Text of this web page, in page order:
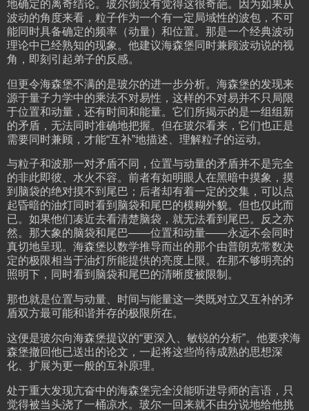
地确定的离奇结论。玻尔倒没有觉得这很奇葩。因为如果从
波动的角度来看，粒子作为一个有一定局域性的波包，不可
能同时具备确定的频率（动量）和位置。那是一个经典波动
理论中已经熟知的现象。他建议海森堡同时兼顾波动说的视
角，即刻引起弟子的反感。
但更令海森堡不满的是玻尔的进一步分析。海森堡的发现来
源于量子力学中的乘法不对易性，这样的不对易并不只局限
于位置和动量，还有时间和能量。它们所揭示的是一组组新
的矛盾，无法同时准确地把握。但在玻尔看来，它们也正是
需要同时兼顾，才能“互补”地描述、理解粒子的运动。
与粒子和波那一对矛盾不同，位置与动量的矛盾并不是完全
的非此即彼、水火不容。前者有如明眼人在黑暗中摸象，摸
到脑袋的绝对摸不到尾巴；后者却有着一定的交集，可以点
起昏暗的油灯同时看到脑袋和尾巴的模糊外貌。但也仅此而
已。如果他们凑近去看清楚脑袋，就无法看到尾巴。反之亦
然。那大象的脑袋和尾巴——位置和动量——永远不会同时
真切地呈现。海森堡以数学推导而出的那个由普朗克常数决
定的极限相当于油灯所能提供的亮度上限。在那不够明亮的
照明下，同时看到脑袋和尾巴的清晰度被限制。
那也就是位置与动量、时间与能量这一类既对立又互补的矛
盾双方最可能和谐并存的极限所在。
这便是玻尔向海森堡提议的“更深入、敏锐的分析”。他要求海
森堡撤回他已送出的论文，一起将这些尚待成熟的思想深
化、扩展为更一般的互补原理。
处于重大发现亢奋中的海森堡完全没能听进导师的言语，只
觉得被当头浇了一桶凉水。玻尔一回来就不由分说地给他挑